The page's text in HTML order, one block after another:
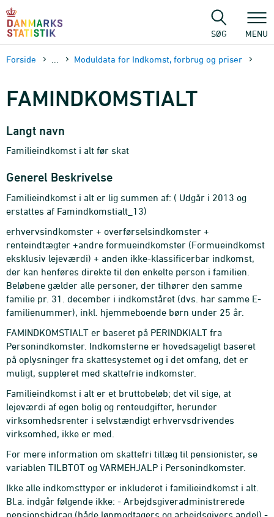
sidens
SØG MENU
Forside Moduldata for Indkomst, forbrug og priser
FAMINDKOMSTIALT
Langt navn
Familieindkomst i alt før skat
Generel Beskrivelse
Familieindkomst i alt er lig summen af: ( Udgår i 2013 og
erstattes af Famindkomstialt_13)
erhvervsindkomster + overførselsindkomster +
renteindtægter +andre formueindkomster (Formueindkomst
eksklusiv lejeværdi) + anden ikke-klassificerbar indkomst,
der kan henføres direkte til den enkelte person i familien.
Beløbene gælder alle personer, der tilhører den samme
familie pr. 31. december i indkomståret (dvs. har samme E-
familienummer), inkl. hjemmeboende børn under 25 år.
FAMINDKOMSTIALT er baseret på PERINDKIALT fra
Personindkomster. Indkomsterne er hovedsageligt baseret
på oplysninger fra skattesystemet og i det omfang, det er
muligt, suppleret med skattefrie indkomster.
Familieindkomst i alt er et bruttobeløb; det vil sige, at
lejeværdi af egen bolig og renteudgifter, herunder
virksomhedsrenter i selvstændigt erhvervsdrivendes
virksomhed, ikke er med.
For mere information om skattefri tillæg til pensionister, se
variablen TILBTOT og VARMEHJALP i Personindkomster.
Ikke alle indkomsttyper er inkluderet i familieindkomst i alt.
Bl.a. indgår følgende ikke: - Arbejdsgiveradministrerede
pensionsbidrag (både lønmodtagers og arbejdsgivers andel) -